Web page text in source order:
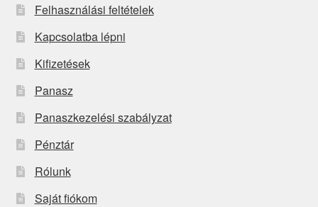
Felhasználási feltételek
Kapcsolatba lépni
Kifizetések
Panasz
Panaszkezelési szabályzat
Pénztár
Rólunk
Saját fiókom